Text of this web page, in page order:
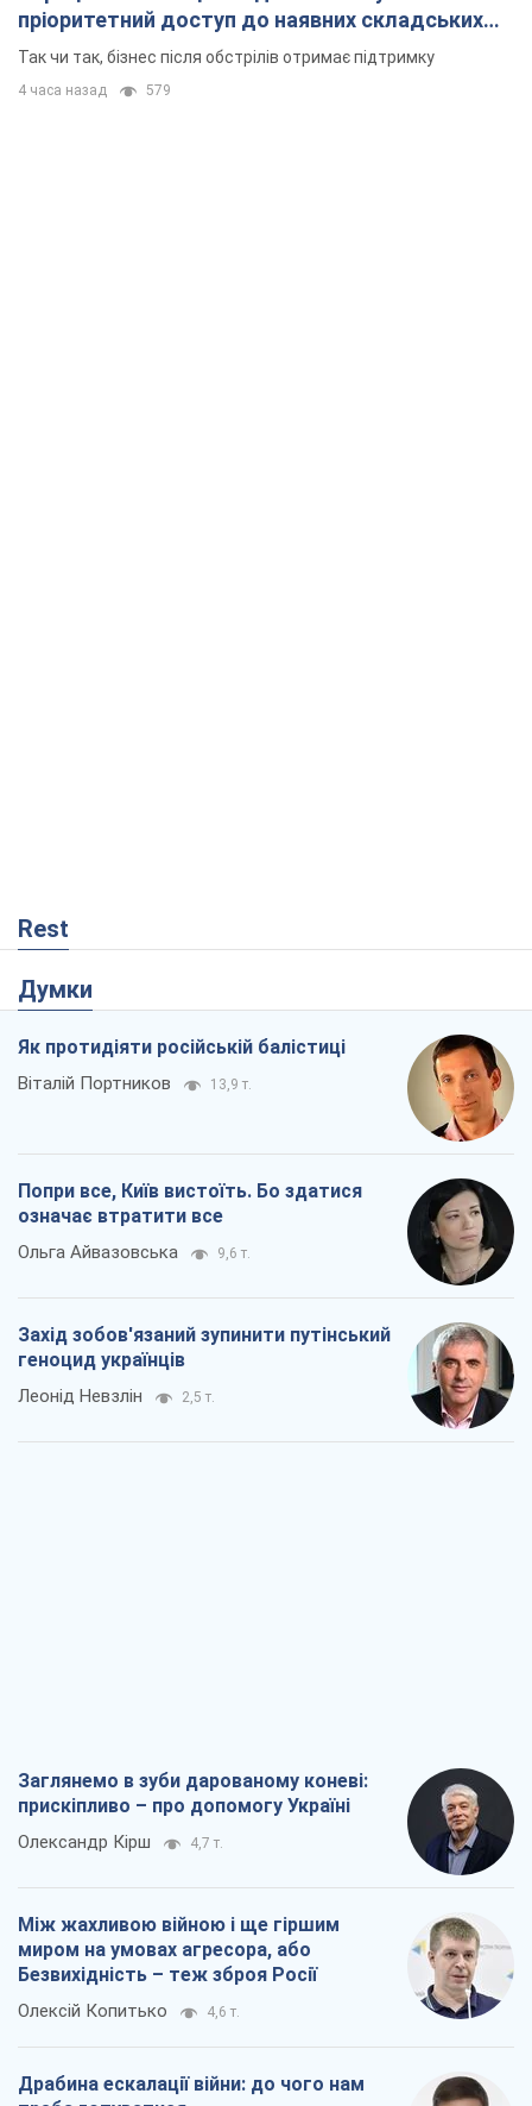
пріоритетний доступ до наявних складських
приміщень
Так чи так, бізнес після обстрілів отримає підтримку
4 часа назад 579
Rest
Думки
Як протидіяти російській балістиці
Віталій Портников 13,9 т.
Попри все, Київ вистоїть. Бо здатися
означає втратити все
Ольга Айвазовська 9,6 т.
Захід зобов'язаний зупинити путінський
геноцид українців
Леонід Невзлін 2,5 т.
Заглянемо в зуби дарованому коневі:
прискіпливо – про допомогу Україні
Олександр Кірш 4,7 т.
Між жахливою війною і ще гіршим
миром на умовах агресора, або
Безвихідність – теж зброя Росії
Олексій Копитько 4,6 т.
Драбина ескалації війни: до чого нам